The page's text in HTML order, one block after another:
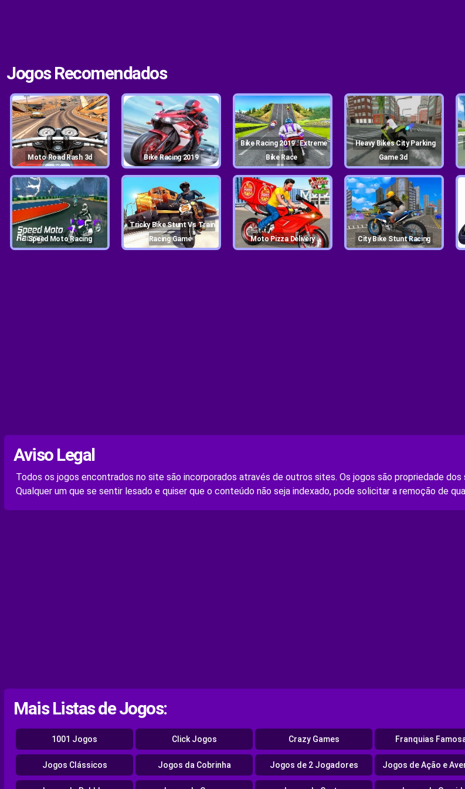
Jogos Recomendados
Moto Road Rash 3d Bike Racing 2019
Bike Racing 2019 : Extreme
Bike Race
Heavy Bikes City Parking
Game 3d
Speed Moto Racing
Tricky Bike Stunt Vs Train
Racing Game
Moto Pizza Delivery City Bike Stunt Racing
Aviso Legal
Todos os jogos encontrados no site são incorporados através de outros sites. Os jogos são propriedade
Qualquer um que se sentir lesado e quiser que o conteúdo não seja indexado, pode solicitar a remoção de
Mais Listas de Jogos:
1001 Jogos Click Jogos Crazy Games Franquias
Jogos Clássicos Jogos da Cobrinha Jogos de 2 Jogadores Jogos de Ação e